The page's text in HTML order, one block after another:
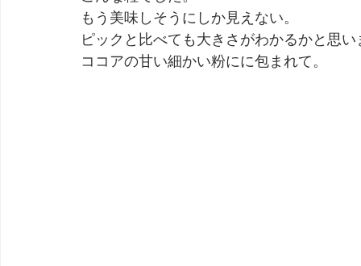
もう美味しそうにしか見えない。
ピックと比べても大きさがわかるかと思い
ココアの甘い細かい粉にに包まれて。